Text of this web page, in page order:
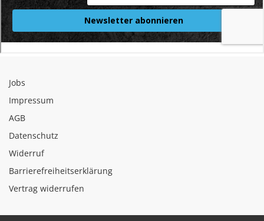
Jobs
Impressum
AGB
Datenschutz
Widerruf
Barrierefreiheitserklärung
Vertrag widerrufen